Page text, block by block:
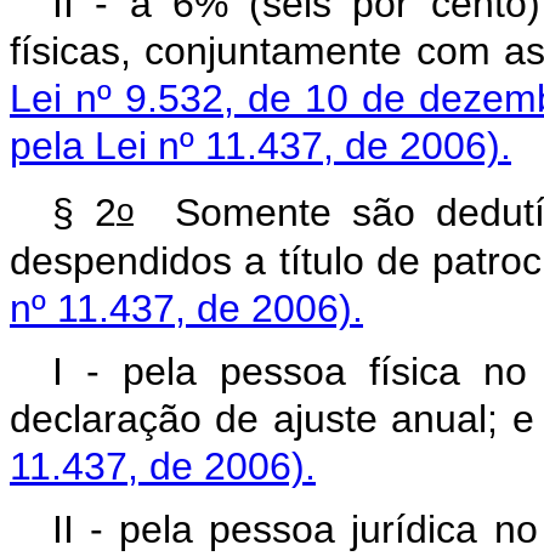
físicas, conjuntamente com
Lei nº 9.532, de 10 de
pela Lei nº 11.437, de 2006).
§ 2oSomente são
despendidos a título
nº 11.437, de 2006).
I - pela pessoa física no
declaração de
11.437, de 2006).
II - pela pessoa jurídica